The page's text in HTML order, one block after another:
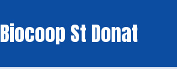
Biocoop St Donat